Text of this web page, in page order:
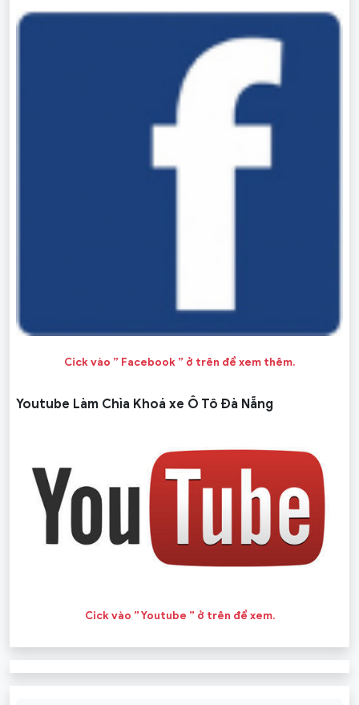
Cick vào ” Facebook ” ở trên để xem thêm.
Youtube Làm Chìa Khoá xe Ô Tô Đà Nẵng
Cick vào ” Youtube ” ở trên để xem.